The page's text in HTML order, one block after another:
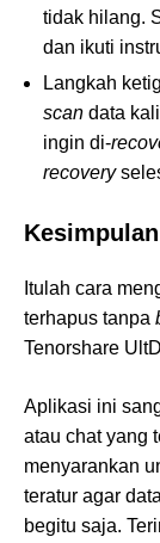
tidak hilang.
dan ikuti
Langkah
scan data
ingin di-
recovery
Kesimpulan
Itulah cara
terhapus tanpa
Tenorshare
Aplikasi ini
atau chat yang
menyarankan
teratur agar
begitu saja.